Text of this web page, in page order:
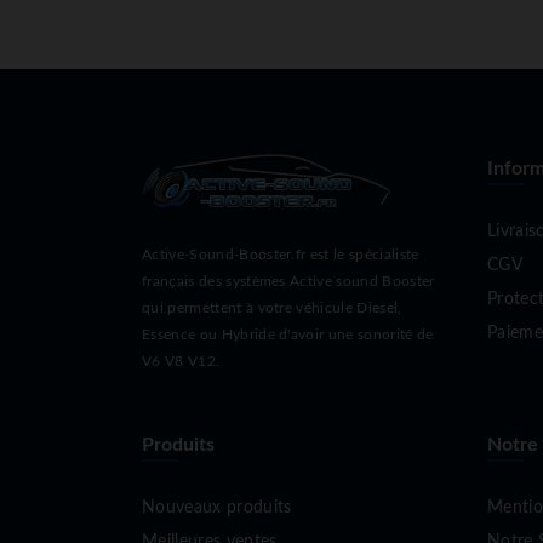
Active-Sound-Booster.fr est le spécialiste
français des systèmes Active sound Booster
qui permettent à votre véhicule Diesel,
Essence ou Hybride d'avoir une sonorité de
V6 V8 V12.
CGV
Produits
Nouveaux produits
Notre